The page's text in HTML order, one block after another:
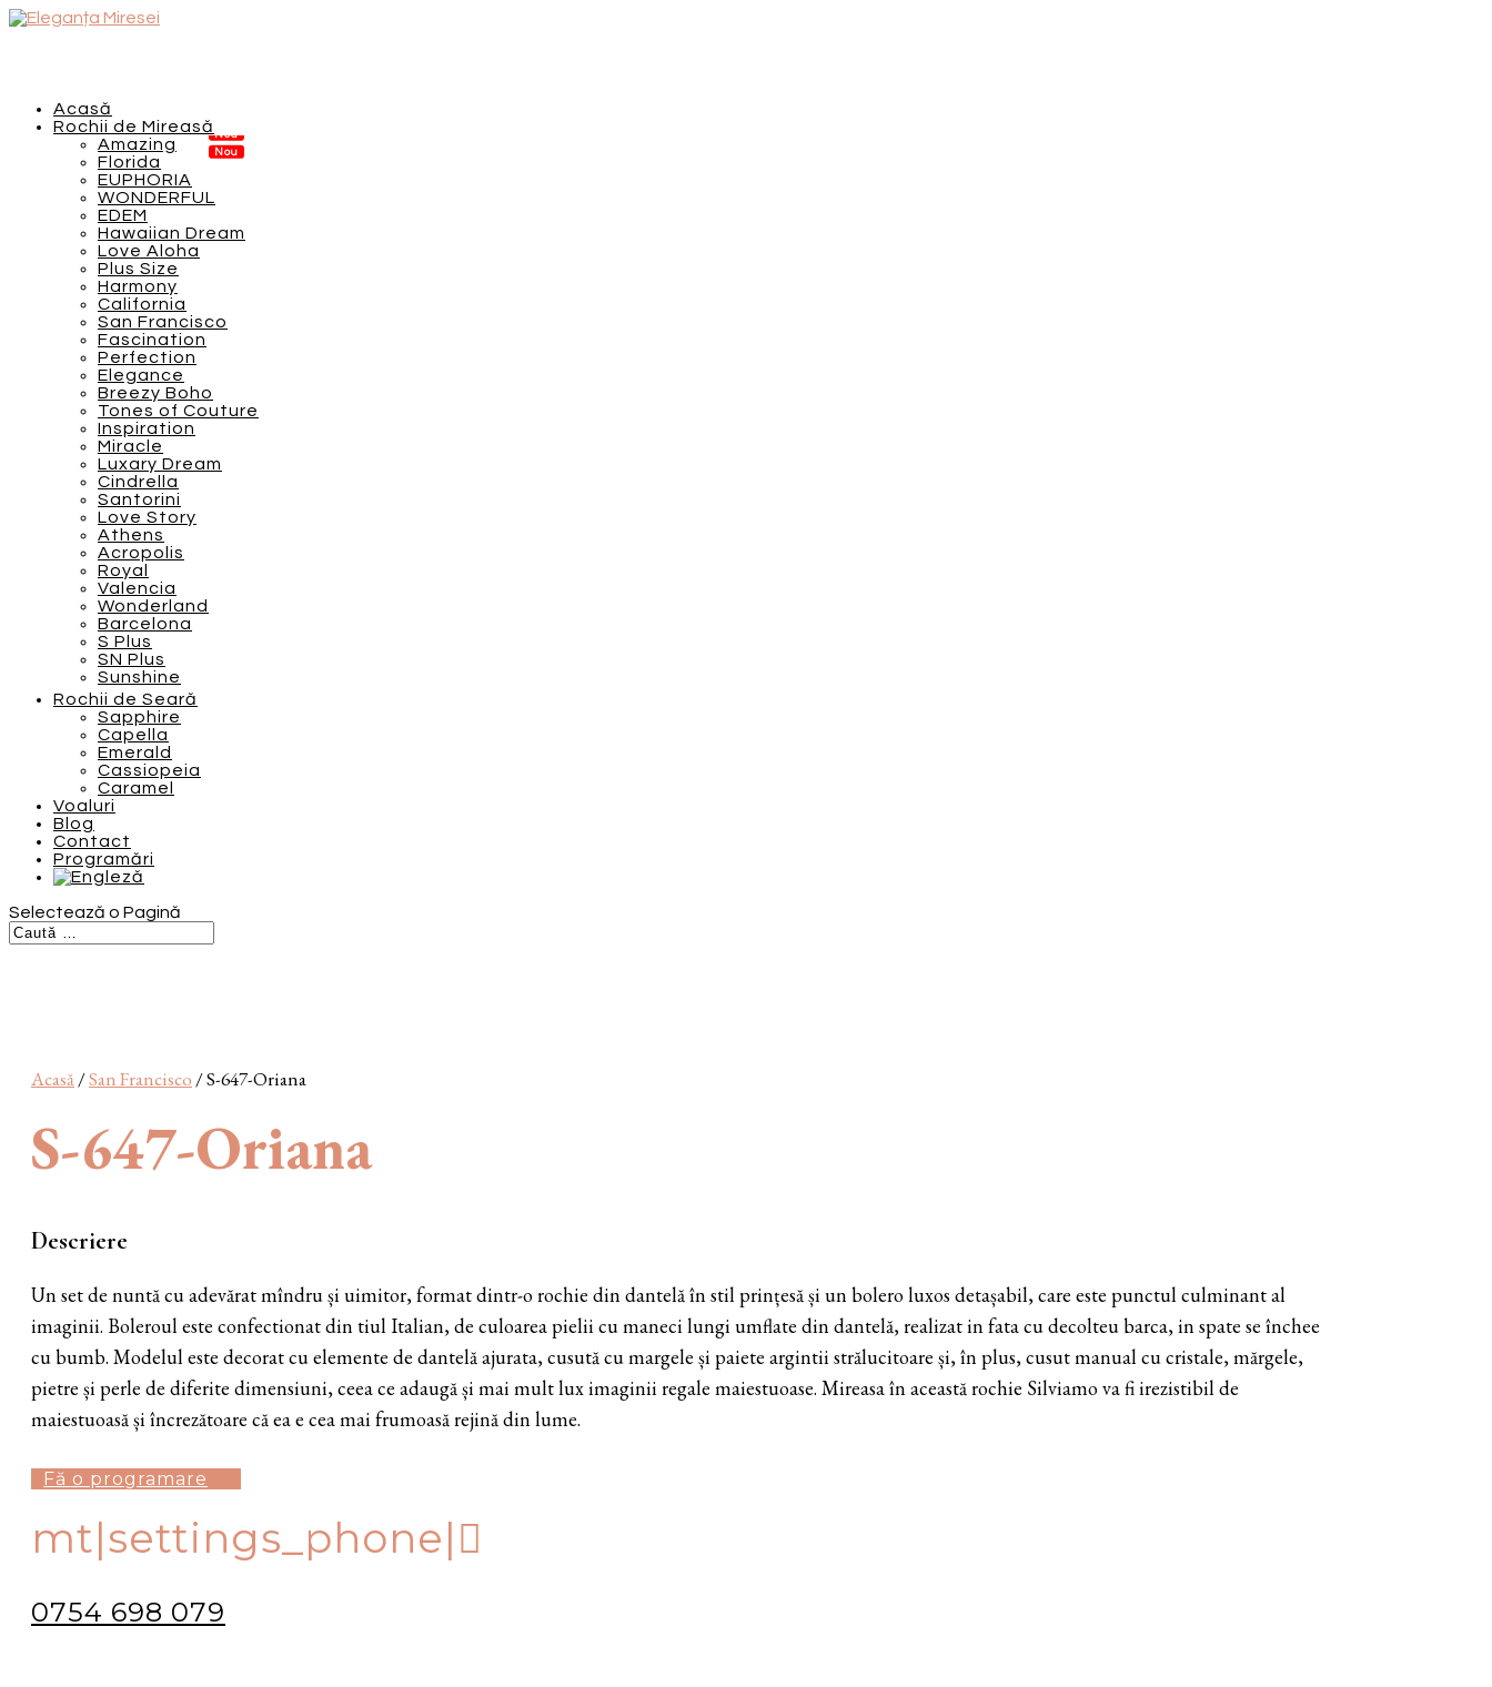
Acasă
Rochii de Mireasă
Amazing
Florida
EUPHORIA
WONDERFUL
EDEM
Hawaiian Dream
Love Aloha
Plus Size
Harmony
California
San Francisco
Fascination
Perfection
Elegance
Breezy Boho
Tones of Couture
Inspiration
Miracle
Luxary Dream
Cindrella
Santorini
Love Story
Athens
Acropolis
Royal
Valencia
Wonderland
Barcelona
S Plus
SN Plus
Sunshine
Rochii de Seară
Sapphire
Capella
Emerald
Cassiopeia
Caramel
Voaluri
Blog
Contact
Programări
Selectează o Pagină
Acasă/San Francisco / S-647-Oriana
S-647-Oriana
Descriere
Un set de nuntă cu adevărat mîndru și uimitor, format dintr-o rochie din dantelă în stil prințesă și un bolero luxos detașabil, care este punctul culminant al
imaginii. Boleroul este confectionat din tiul Italian, de culoarea pielii cu maneci lungi umflate din dantelă, realizat in fata cu decolteu barca, in spate se închee
cu bumb. Modelul este decorat cu elemente de dantelă ajurata, cusută cu margele și paiete argintii strălucitoare și, în plus, cusut manual cu cristale, mărgele,
pietre și perle de diferite dimensiuni, ceea ce adaugă și mai mult lux imaginii regale maiestuoase. Mireasa în această rochie Silviamo va fi irezistibil de
maiestuoasă și încrezătoare că ea e cea mai frumoasă rejină din lume.
Fă o programare
mt|settings_phone|
0754 698 079